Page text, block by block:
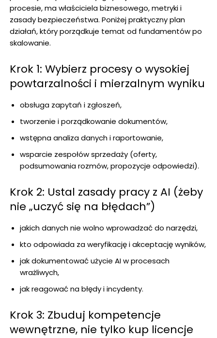
procesie, ma właściciela biznesowego, metryki i
zasady bezpieczeństwa. Poniżej praktyczny plan
działań, który porządkuje temat od fundamentów po
skalowanie.
Krok 1: Wybierz procesy o wysokiej
powtarzalności i mierzalnym wyniku
obsługa zapytań i zgłoszeń,
tworzenie i porządkowanie dokumentów,
wstępna analiza danych i raportowanie,
wsparcie zespołów sprzedaży (oferty,
podsumowania rozmów, propozycje odpowiedzi).
Krok 2: Ustal zasady pracy z AI (żeby
nie „uczyć się na błędach”)
jakich danych nie wolno wprowadzać do narzędzi,
kto odpowiada za weryfikację i akceptację wyników,
jak dokumentować użycie AI w procesach
wrażliwych,
jak reagować na błędy i incydenty.
Krok 3: Zbuduj kompetencje
wewnętrzne, nie tylko kup licencje